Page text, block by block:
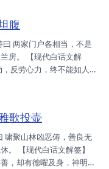
不是人拙，暂守之可。
拙。 升迁：劳心劳力，
不可，性不合也，勉强为
腹
房。 【现代白话文解
反劳心力，终不能如人
，不合。 断曰 运势：善
隆，可欣可贺。 升迁：
姻缘：门户相当，不是姻
则成钢也，有志仕途，再
歌投壶
。 【现代白话文解签】
，却有德曜及身，神明助